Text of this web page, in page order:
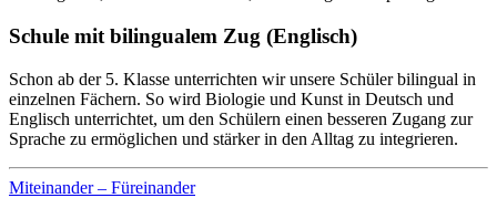
Schule mit bilingualem Zug (Englisch)
Schon ab der 5. Klasse unterrichten wir unsere Schüler bilingual in
einzelnen Fächern. So wird Biologie und Kunst in Deutsch und
Englisch unterrichtet, um den Schülern einen besseren Zugang zur
Sprache zu ermöglichen und stärker in den Alltag zu integrieren.
Miteinander – Füreinander